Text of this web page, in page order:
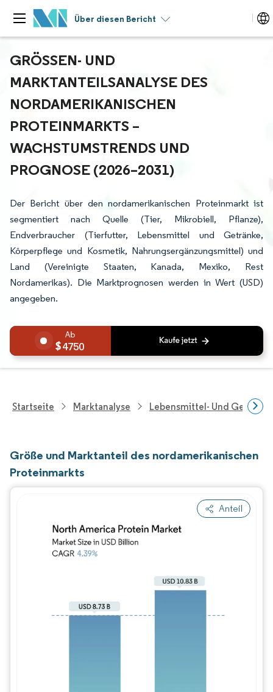
Über diesen Bericht
GRÖSSEN- UND M
ARKTANTEILSANALYSE DES N
ORDAMERIKANISCHEN P
ROTEINMARKTS – W
ACHSTUMSTRENDS UND P
ROGNOSE (2026–2031)
Der Bericht über den nordamerikanischen Proteinmarkt ist
segmentiert nach Quelle (Tier, Mikrobiell, Pflanze),
Endverbraucher (Tierfutter, Lebensmittel und Getränke,
Körperpflege und Kosmetik, Nahrungsergänzungsmittel) und
Land (Vereinigte Staaten, Kanada, Mexiko, Rest
Nordamerikas). Die Marktprognosen werden in Wert (USD)
angegeben.
4750
Startseite Marktanalyse Lebensmittel- Und
Größe und Marktanteil des nordamerikanischen
Proteinmarkts
Anteil